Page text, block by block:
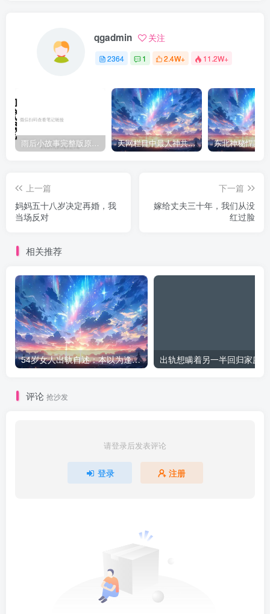
qgadmin 关注
2364 1 2.4W+ 11.2W+
雨后小故事完整版原片动态图（图+文字解说版） 天网栏目中最人神共愤的一期《消失的夫妻》
上一篇
妈妈五十八岁决定再婚，我
当场反对
下一篇
嫁给丈夫三十年，我们从没
红过脸
相关推荐
54岁女人出轨自述：本以为逢场作戏
评论 抢沙发
请登录后发表评论
登录 注册